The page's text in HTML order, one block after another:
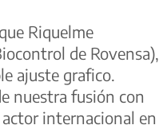
Riquelme
de Rovensa),
ajuste grafico.
nuestra fusión con
internacional en